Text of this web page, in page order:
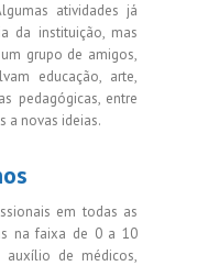
atividades já
da instituição, mas
grupo de amigos,
educação, arte,
pedagógicas, entre
a novas ideias.
em todas as
na faixa de 0 a 10
auxílio de médicos,